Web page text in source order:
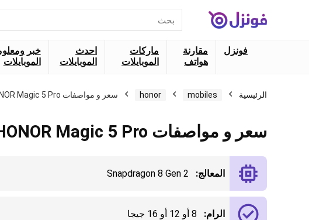
عن:
فونزل
مقارنة
هواتف
ماركات
الموبايلات
احدث
الموبايلات
خبر
الموبايلات
الرئيسية mobiles
honor سعر و مواصفات HONOR Magic 5 Pro
سعر و مواصفات HONOR Magic 5 Pro
المعالج: Snapdragon 8 Gen 2
الرام: 8 أو 12 أو 16 جيجا